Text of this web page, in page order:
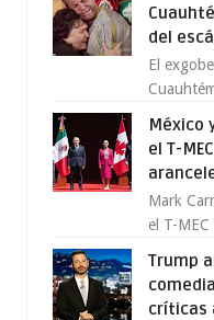
del
El
México
el T-
Mark
el T-
Trump
críticas